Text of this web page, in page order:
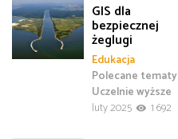
GIS dla
bezpiecznej
żeglugi
Edukacja
Polecane tematy
Uczelnie wyższe
luty 2025
1 692